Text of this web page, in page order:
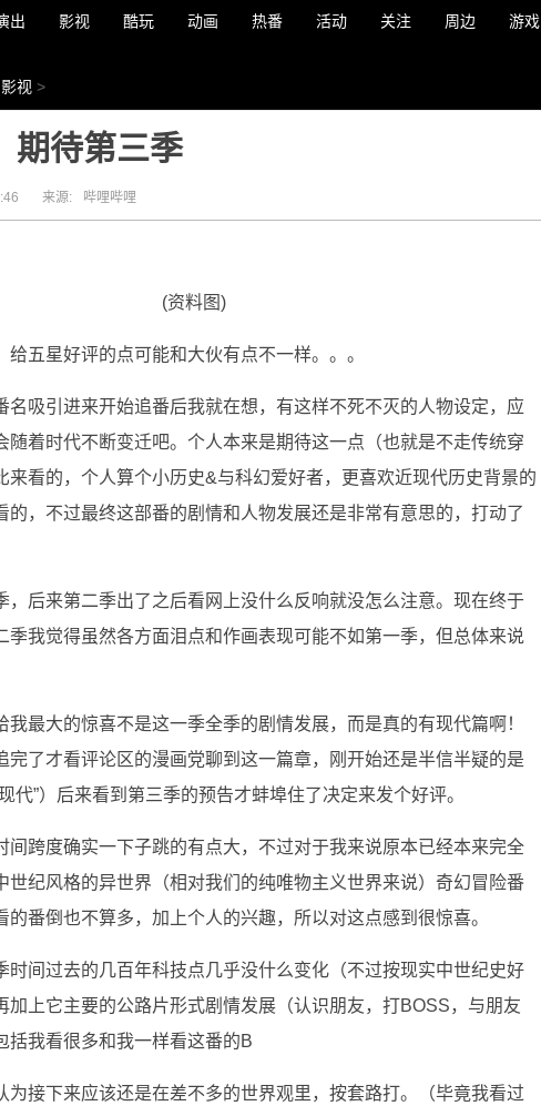
出 影视 酷玩 动画 热番 活动 关注 周边 游戏
影视 >
期待第三季
来源: 哔哩哔哩
(资料图)
给五星好评的点可能和大伙有点不一样。。。
名吸引进来开始追番后我就在想，有这样不死不灭的人物设定，应
随着时代不断变迁吧。个人本来是期待这一点（也就是不走传统穿
来看的，个人算个小历史&与科幻爱好者，更喜欢近现代历史背景的
的，不过最终这部番的剧情和人物发展还是非常有意思的，打动了
，后来第二季出了之后看网上没什么反响就没怎么注意。现在终于
季我觉得虽然各方面泪点和作画表现可能不如第一季，但总体来说
我最大的惊喜不是这一季全季的剧情发展，而是真的有现代篇啊！
完了才看评论区的漫画党聊到这一篇章，刚开始还是半信半疑的是
代”）后来看到第三季的预告才蚌埠住了决定来发个好评。
间跨度确实一下子跳的有点大，不过对于我来说原本已经本来完全
世纪风格的异世界（相对我们的纯唯物主义世界来说）奇幻冒险番
的番倒也不算多，加上个人的兴趣，所以对这点感到很惊喜。
时间过去的几百年科技点几乎没什么变化（不过按现实中世纪史好
加上它主要的公路片形式剧情发展（认识朋友，打BOSS，与朋友
括我看很多和我一样看这番的B
为接下来应该还是在差不多的世界观里，按套路打。（毕竟我看过